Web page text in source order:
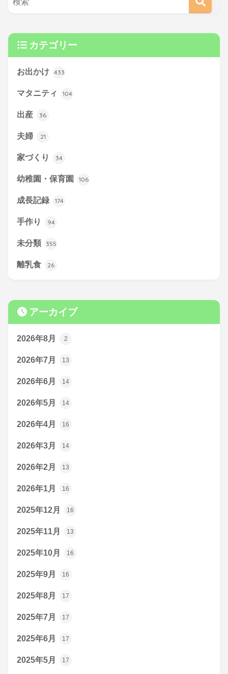
カテゴリー
お出かけ 433
マタニティ 104
出産 36
夫婦 21
家づくり 34
幼稚園・保育園 106
成長記録 174
手作り 94
未分類 355
離乳食 26
アーカイブ
2026年8月 2
2026年7月 13
2026年6月 14
2026年5月 14
2026年4月 16
2026年3月 14
2026年2月 13
2026年1月 16
2025年12月 16
2025年11月 13
2025年10月 16
2025年9月 16
2025年8月 17
2025年7月 17
2025年6月 17
2025年5月 17